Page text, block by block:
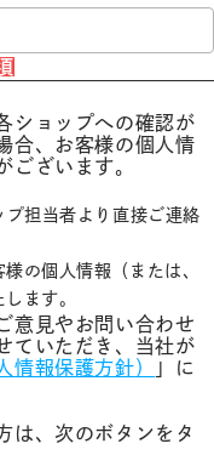
ショップへの確認が
合、お客様の個人情
ございます。
プ担当者より直接ご連絡
の個人情報（または、
ます。
意見やお問い合わせ
ていただき、当社が
情報保護方針）
」に
は、次のボタンをタ